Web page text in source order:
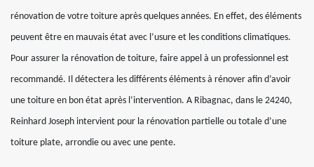
rénovation de votre toiture après quelques années. En effet, des éléments
peuvent être en mauvais état avec l’usure et les conditions climatiques.
Pour assurer la rénovation de toiture, faire appel à un professionnel est
recommandé. Il détectera les différents éléments à rénover afin d’avoir
une toiture en bon état après l’intervention. A Ribagnac, dans le 24240,
Reinhard Joseph intervient pour la rénovation partielle ou totale d’une
toiture plate, arrondie ou avec une pente.